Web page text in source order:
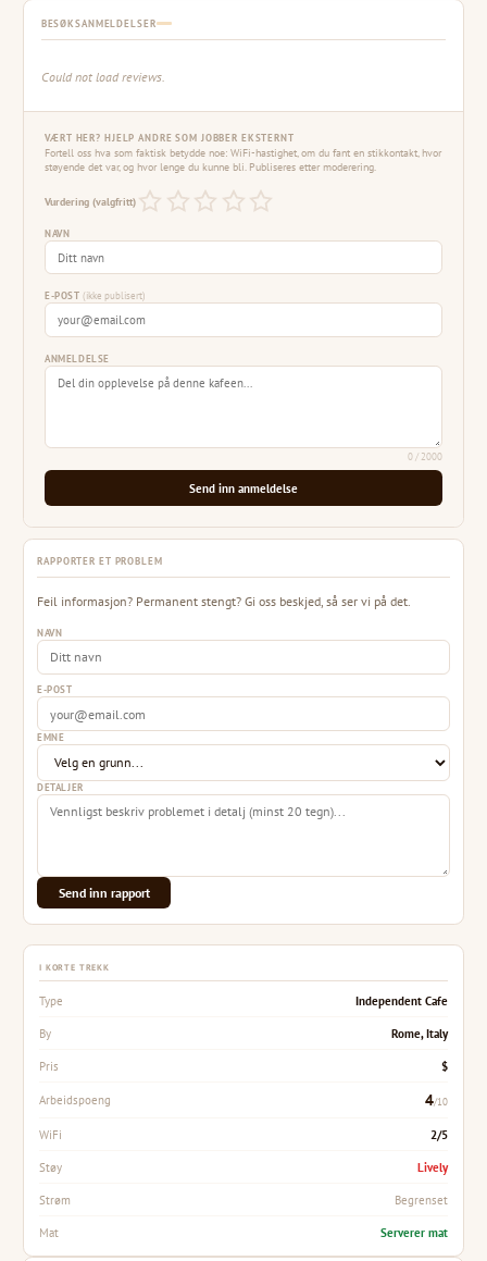
BESØKSANMELDELSER
Could not load reviews.
VÆRT HER? HJELP ANDRE SOM JOBBER EKSTERNT
Fortell oss hva som faktisk betydde noe: WiFi-hastighet, om du fant en stikkontakt, hvor
støyende det var, og hvor lenge du kunne bli. Publiseres etter moderering.
Vurdering (valgfritt)
NAVN
E-POST(ikke publisert)
ANMELDELSE
0/ 2000
Send inn anmeldelse
RAPPORTER ET PROBLEM
Feil informasjon? Permanent stengt? Gi oss beskjed, så ser vi på det.
NAVN
E-POST
EMNE
DETALJER
Send inn rapport
I KORTE TREKK
Type Independent Cafe
By Rome, Italy
Pris $
Arbeidspoeng 4/10
WiFi 2/5
Støy Lively
Strøm Begrenset
Mat Serverer mat